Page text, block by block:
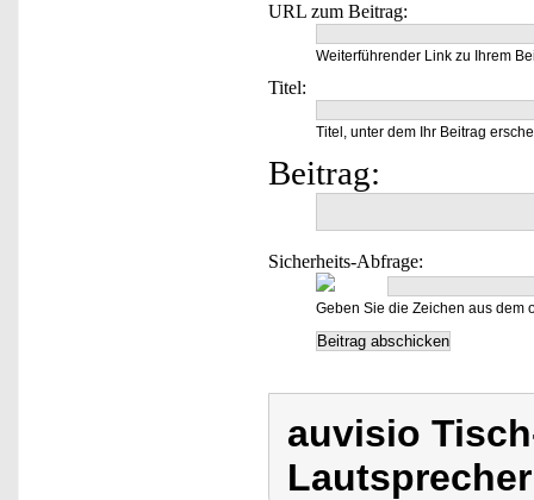
URL zum Beitrag:
Weiterführender Link zu Ihrem
Titel:
Titel, unter dem Ihr Beitrag
Beitrag:
Sicherheits-Abfrage:
Geben Sie die Zeichen aus dem
auvisio
Lautsprecher